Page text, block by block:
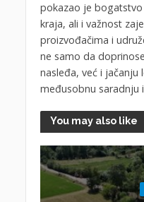
pokazao je
kraja, ali i važnost
proizvođačima i
ne samo da
nasleđa, već i jačanju
međusobnu saradnju
You may also like